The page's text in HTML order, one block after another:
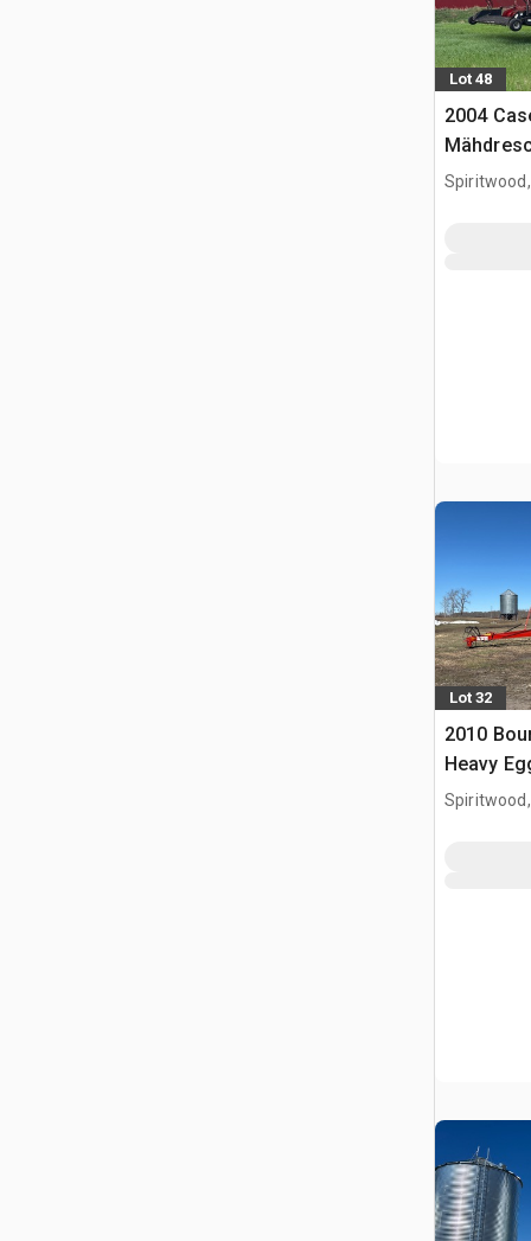
Lot 48
2004
Spiritwood,
Lot 32
2010
Heavy
Spiritwood,